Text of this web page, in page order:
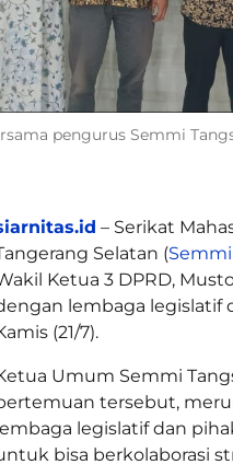
pengurus Semmi
– Serikat
Selatan (
Ketua 3 DPRD,
lembaga legislatif
(21/7).
Umum Semmi
tersebut,
legislatif dan
bisa berkolaborasi